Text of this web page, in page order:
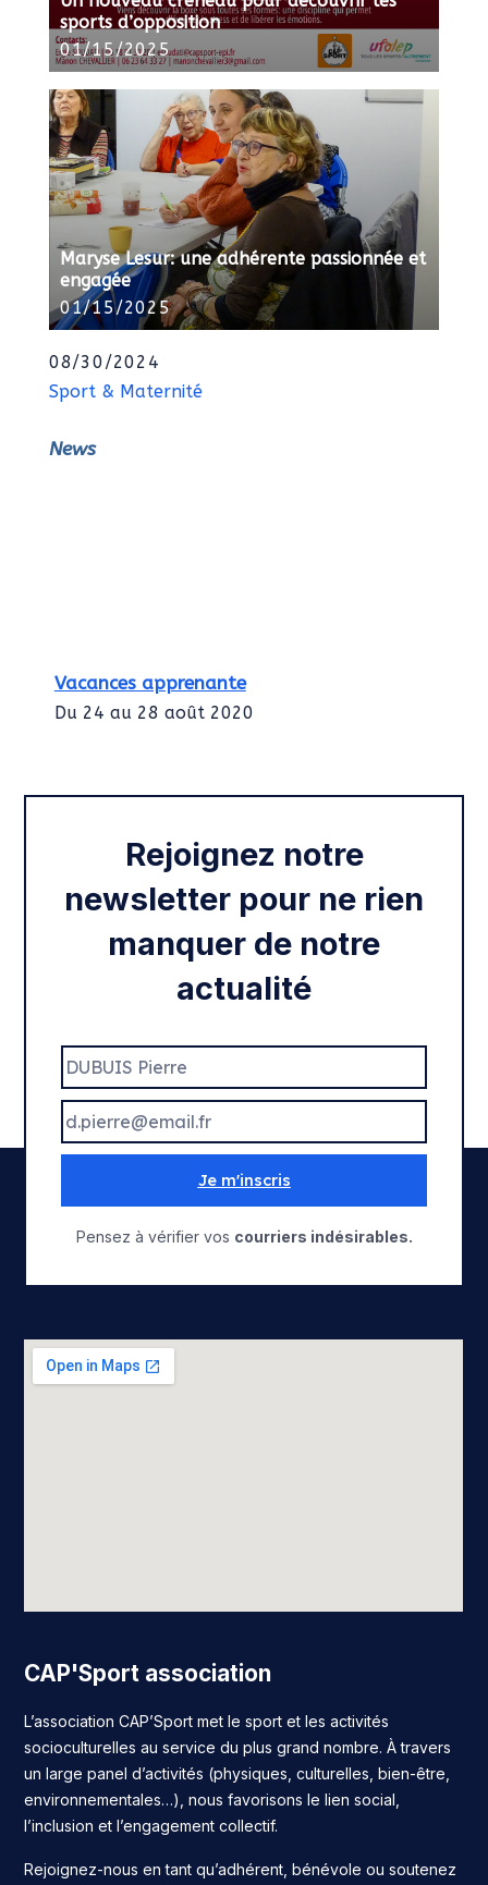
sports d’opposition
01/15/2025
Maryse Lesur: une adhérente passionnée et
engagée
01/15/2025
08/30/2024
Sport & Maternité
News
Vacances apprenante
Du 24 au 28 août 2020
Rentrée 2020
Rejoignez notre
newsletter pour ne rien
manquer de notre
actualité
Je m'inscris
Pensez à vérifier vos courriers indésirables.
CAP'Sport association
L’association CAP’Sport met le sport et les activités
socioculturelles au service du plus grand nombre. À travers
un large panel d’activités (physiques, culturelles, bien-être,
environnementales…), nous favorisons le lien social,
l’inclusion et l’engagement collectif.
Rejoignez-nous en tant qu’adhérent, bénévole ou soutenez